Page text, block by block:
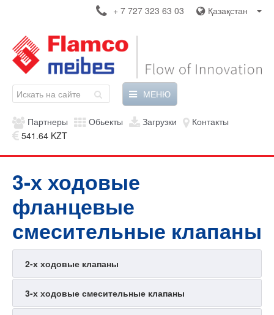
Қазақстан
+ 7 727 323 63 03
МЕНЮ
Партнеры Обьекты Загрузки
Контакты
541.64 KZT
3-х ходовые
фланцевые
смесительные клапаны
2-х ходовые клапаны
3-х ходовые смесительные клапаны